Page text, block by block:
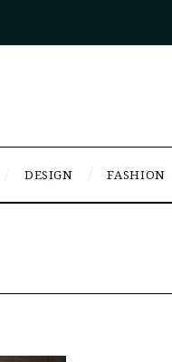
DESIGN FASHION